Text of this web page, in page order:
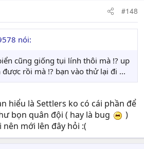
#148
nói:
cũng giống tụi lính thôi mà !? up
rồi mà !? bạn vào thử lại đi ...
hiểu là Settlers ko có cái phần để
bọn quân đội ( hay là bug
)
mới lên đây hỏi :(